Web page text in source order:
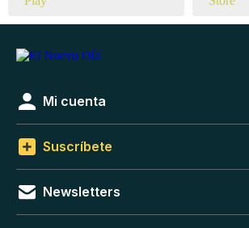
Mi cuenta
Suscríbete
Newsletters